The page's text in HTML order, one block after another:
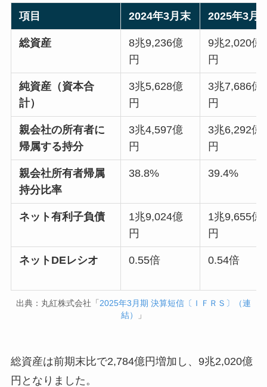
項目 2024年3月末 2025年3月
総資産
8兆9,236億
円
9兆2,020億
円
純資産（資本合
計）
3兆5,628億
円
3兆7,686億
円
親会社の所有者に
帰属する持分
3兆4,597億
円
3兆6,292億
円
親会社所有者帰属
持分比率
38.8% 39.4%
ネット有利子負債
1兆9,024億
円
1兆9,655億
円
ネットDEレシオ 0.55倍 0.54倍
出典：丸紅株式会社「 2025年3月期 決算短信〔ＩＦＲＳ〕（連
結）
」
総資産は前期末比で2,784億円増加し、9兆2,020億
円となりました。